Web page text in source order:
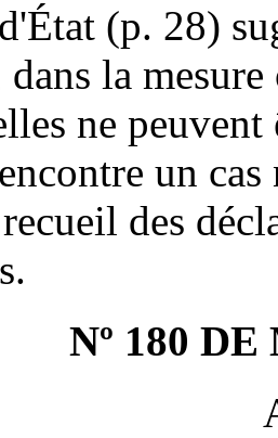
(p. 28)
la
ne
un
des
Nº 180